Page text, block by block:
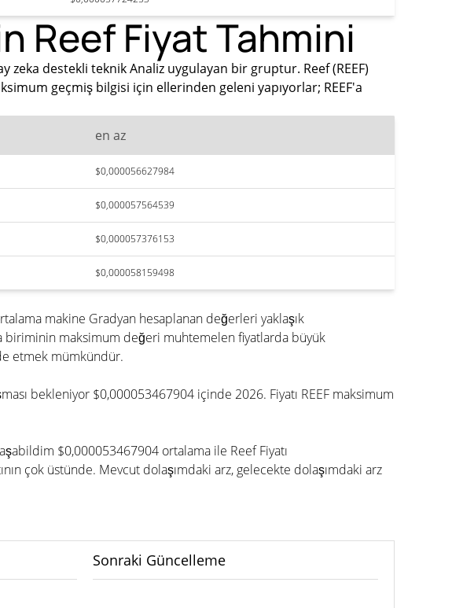
Reef Fiyat Tahmini
destekli teknik Analiz uygulayan bir gruptur. Reef (REEF)
geçmiş bilgisi için ellerinden geleni yapıyorlar; REEF'a
en az
$0,000056627984
$0,000057564539
$0,000057376153
$0,000058159498
makine Gradyan hesaplanan değerleri yaklaşık
biriminin maksimum değeri muhtemelen fiyatlarda büyük
etmek mümkündür.
bekleniyor $0,000053467904 içinde 2026. Fiyatı REEF maksimum
$0,000053467904 ortalama ile Reef Fiyatı
çok üstünde. Mevcut dolaşımdaki arz, gelecekte dolaşımdaki arz
Sonraki Güncelleme